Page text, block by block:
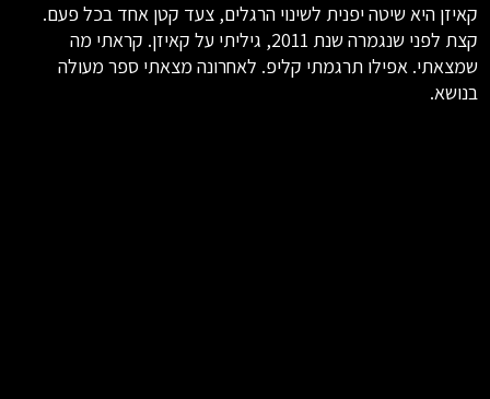
קאיזן היא שיטה יפנית לשינוי הרגלים, צעד קטן אחד בכל פעם.
קצת לפני שנגמרה שנת 2011, גיליתי על קאיזן. קראתי מה
שמצאתי. אפילו תרגמתי קליפ. לאחרונה מצאתי ספר מעולה
בנושא.